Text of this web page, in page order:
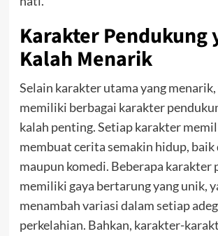
Karakter Pendukung
Kalah Menarik
Selain karakter utama yang
memiliki berbagai karakter
kalah penting. Setiap karakter
membuat cerita semakin hidup, baik
maupun komedi. Beberapa karakter
memiliki gaya bertarung yang unik,
menambah variasi dalam setiap
perkelahian. Bahkan, karakter-